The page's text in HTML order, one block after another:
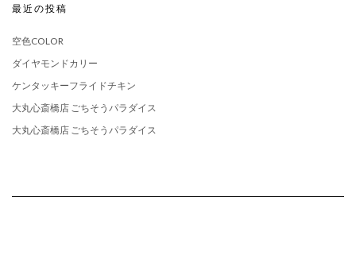
最近の投稿
空色COLOR
ダイヤモンドカリー
ケンタッキーフライドチキン
大丸心斎橋店 ごちそうパラダイス
大丸心斎橋店 ごちそうパラダイス